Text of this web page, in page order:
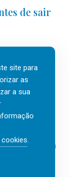
de sair
os fins-de-
mais
2026
de
(IA), acaba
site para
as
a sua
cookies.